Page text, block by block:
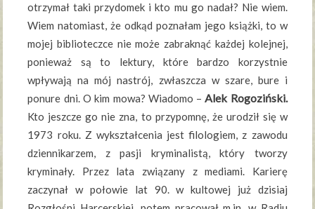
otrzymał taki przydomek i kto mu go nadał? Nie wiem.
Wiem natomiast, że odkąd poznałam jego książki, to w
mojej biblioteczce nie może zabraknąć każdej kolejnej,
ponieważ są to lektury, które bardzo korzystnie
wpływają na mój nastrój, zwłaszcza w szare, bure i
ponure dni. O kim mowa? Wiadomo –Alek Rogoziński.
Kto jeszcze go nie zna, to przypomnę, że urodził się w
1973 roku. Z wykształcenia jest filologiem, z zawodu
dziennikarzem, z pasji kryminalistą, który tworzy
kryminały. Przez lata związany z mediami. Karierę
zaczynał w połowie lat 90. w kultowej już dzisiaj